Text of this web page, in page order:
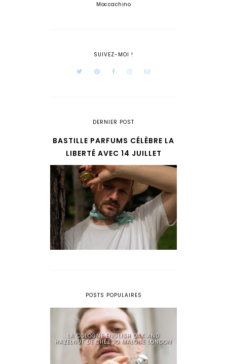
Moccachino
SUIVEZ-MOI !
DERNIER POST
BASTILLE PARFUMS CÉLÈBRE LA
LIBERTÉ AVEC 14 JUILLET
POSTS POPULAIRES
LA COLOGNE ENGLISH OAK AND
HAZELNUT DE CHEZ JO MALONE LONDON